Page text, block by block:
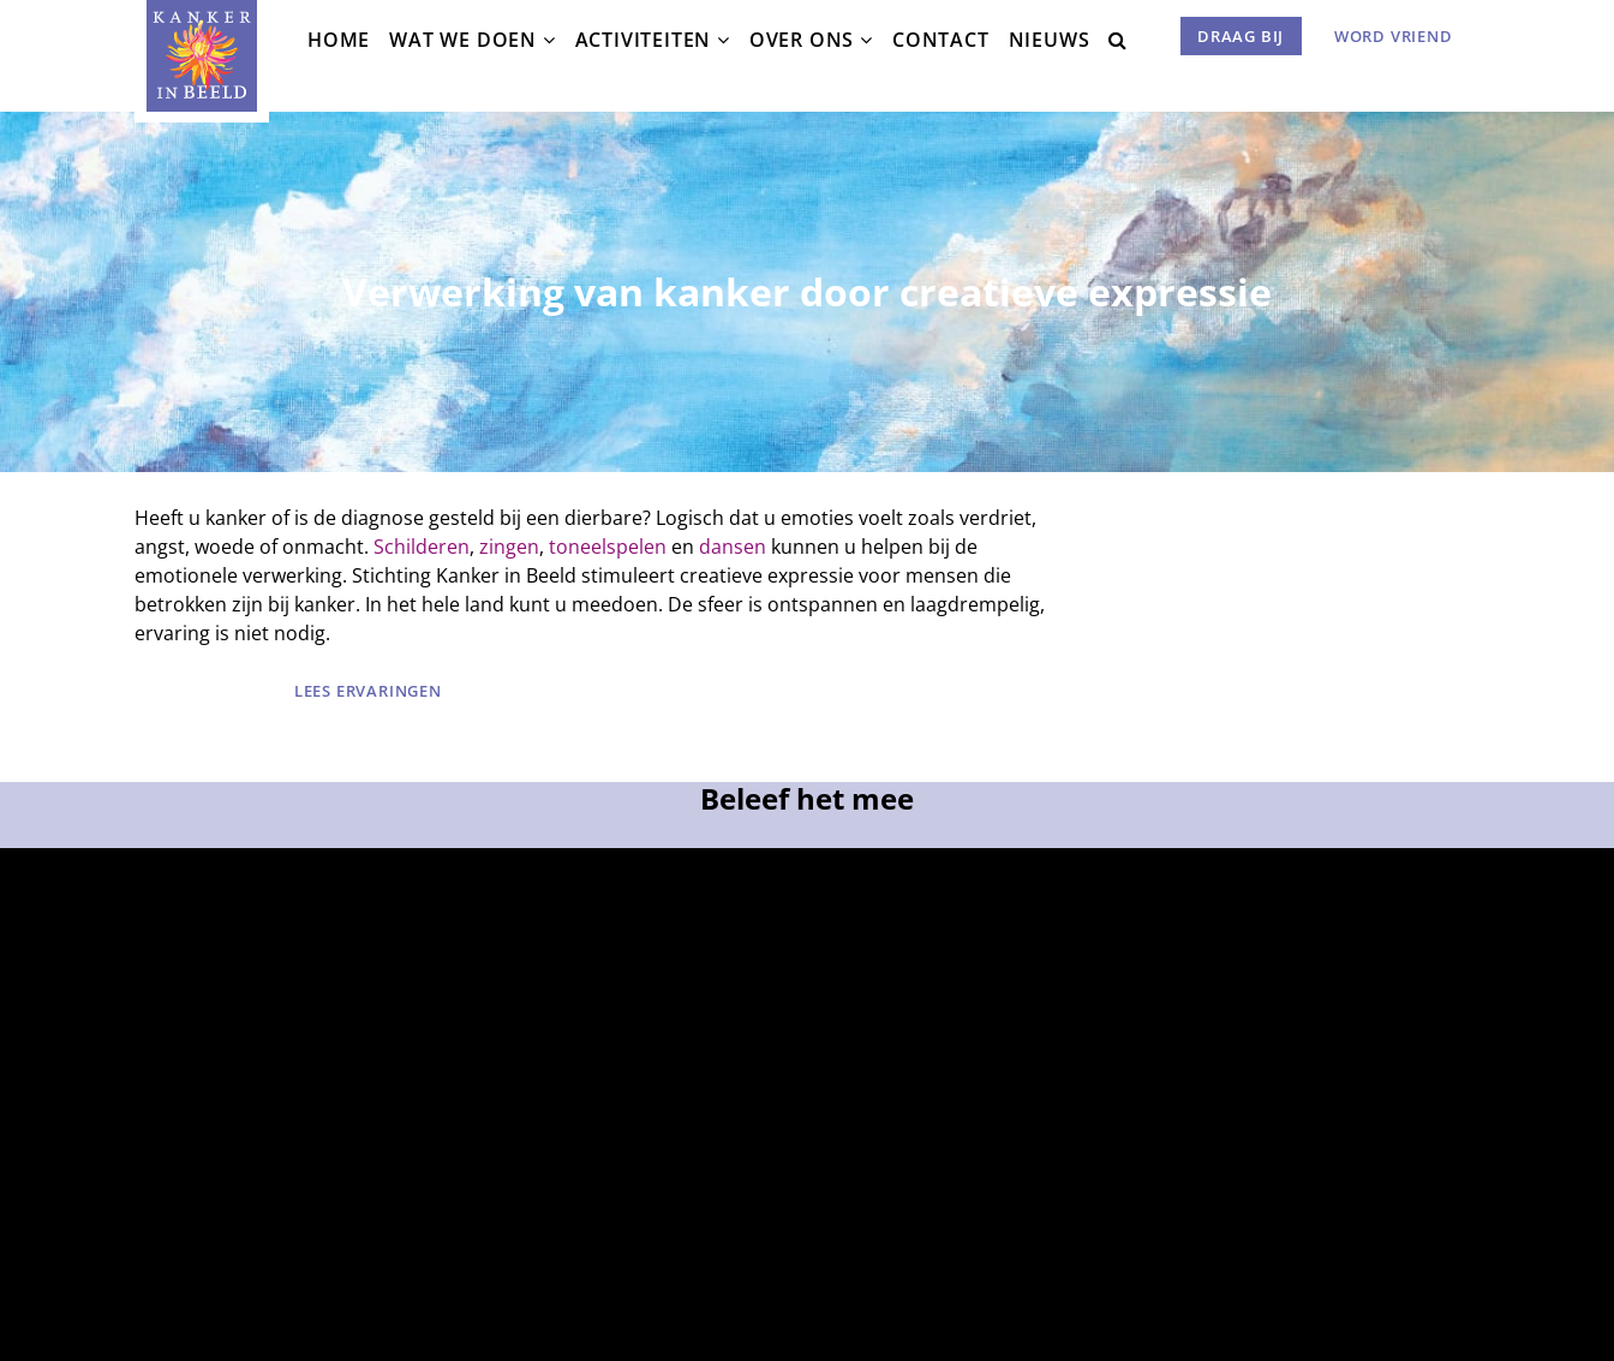
HOME WAT WE DOEN ACTIVITEITEN OVER ONS CONTACT NIEUWS  DRAAG BIJ WORD VRIEND
Verwerking van kanker door creatieve expressie
Heeft u kanker of is de diagnose gesteld bij een dierbare? Logisch dat u emoties voelt zoals verdriet,
angst, woede of onmacht. Schilderen, zingen, toneelspelen en dansen kunnen u helpen bij de
emotionele verwerking. Stichting Kanker in Beeld stimuleert creatieve expressie voor mensen die
betrokken zijn bij kanker. In het hele land kunt u meedoen. De sfeer is ontspannen en laagdrempelig,
ervaring is niet nodig.
LEES ERVARINGEN
Beleef het mee